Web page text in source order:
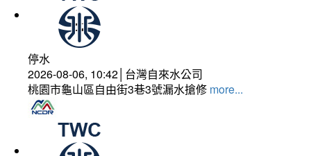
停水
2026-08-06, 10:42│台灣自來水公司
桃園市龜山區自由街3巷3號漏水搶修 more...